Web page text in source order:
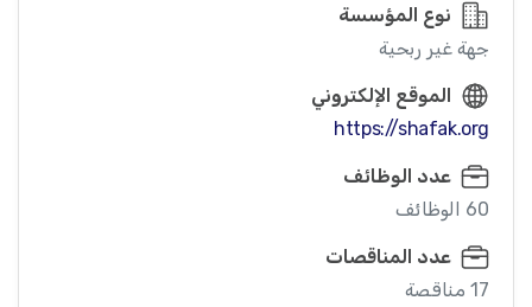
نوع المؤسسة
جهة غير ربحية
الموقع الإلكتروني
https://shafak.org
عدد الوظائف
60 الوظائف
عدد المناقصات
17 مناقصة